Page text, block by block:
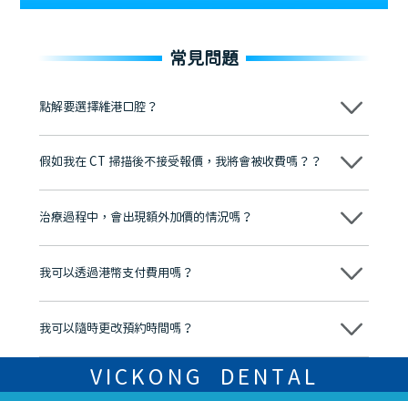
常見問題
點解要選擇維港口腔？
維港口腔踐行「醫道濟世」的大學校訓，各分院匯聚來自香港、內地的
牌」、「2025香港企業領袖品牌」，是諾貝爾種植系統全球放心植牙中
至今已服務超過三十個國家和地區的顧客，受到粵港澳大灣區及周邊城
市市民極高的口碑評價及信任推薦 珠海、深圳設有八大分院，香港亦設
有咨詢及服務保障中心，有任何問題都可以隨時預約免費咨詢，讓人十
假如我在 CT 掃描後不接受報價，我將會被收費嗎？？
不會！只要未開始實際服務之前，你不會被收取任何費用。
治療過程中，會出現額外加價的情況嗎？
不會，治療前我們會詳細說明治療方案及對應的價錢，顧客同意並簽字
我可以透過港幣支付費用嗎？
可以。維港口腔會按照當日匯率轉算收取費用，而匯率會及時告知客人
我可以隨時更改預約時間嗎？
可以，請盡早通過wechat或whatsapp聯絡我們，告知我們你原本預約
的時間及資料，並且重新預約的日期及時段
VICKONG DENTAL